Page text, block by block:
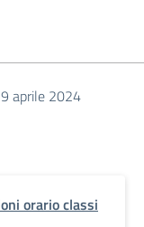
aprile 2024
orario classi